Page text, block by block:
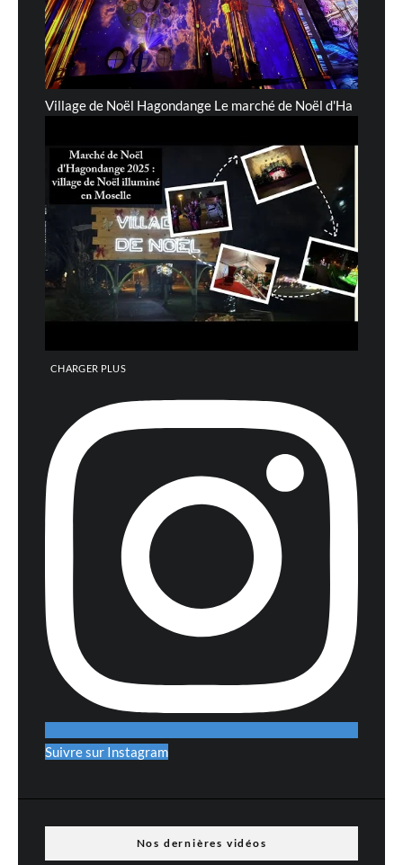
Village de Noël Hagondange Le marché de Noël d'Ha
CHARGER PLUS
Suivre sur Instagram
Nos dernières vidéos